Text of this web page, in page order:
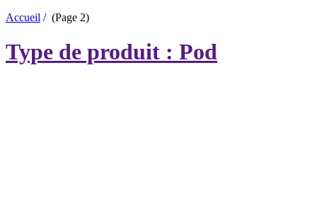
Accueil / (Page 2)
Type de produit : Pod